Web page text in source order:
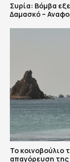
Συρία: Βόμβα
Δαμασκό –
To κοινοβούλιο
απαγόρευση